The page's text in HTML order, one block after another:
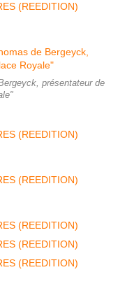
présentateur de